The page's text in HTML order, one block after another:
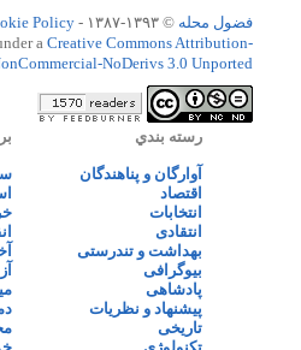
فضول محله © ۱۳۹۳-۱۳۸۷ -
Policy
a Creative Commons Attribution-
NoDerivs 3.0 Unported
رسته بندي
آوارگان و پناهندگان
اقتصاد
انتخابات
انتقادی
بهداشت و تندرستی
بیوگرافی
پادشاهی
پیشنهاد و نظریات
تاریخی